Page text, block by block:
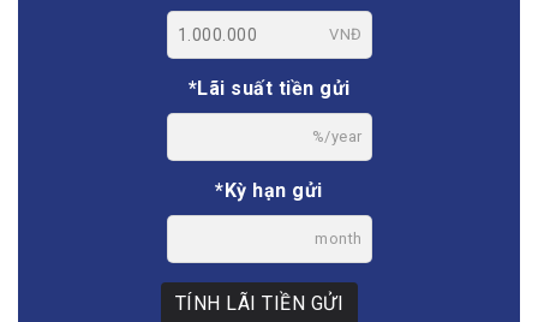
VNĐ
*Lãi suất tiền gửi
%/year
*Kỳ hạn gửi
month
TÍNH LÃI TIỀN GỬI